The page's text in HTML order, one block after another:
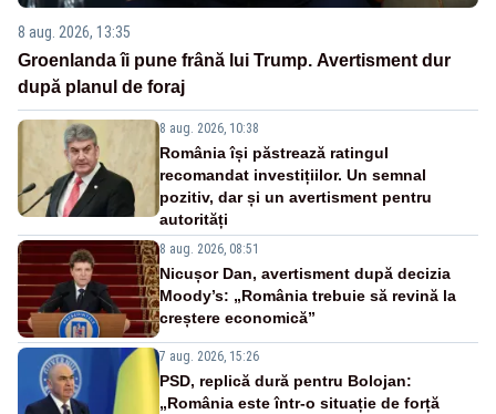
8 aug. 2026, 13:35
Groenlanda îi pune frână lui Trump. Avertisment dur
după planul de foraj
8 aug. 2026, 10:38
România își păstrează ratingul
recomandat investițiilor. Un semnal
pozitiv, dar și un avertisment pentru
autorități
8 aug. 2026, 08:51
Nicușor Dan, avertisment după decizia
Moody’s: „România trebuie să revină la
creștere economică”
7 aug. 2026, 15:26
PSD, replică dură pentru Bolojan:
„România este într-o situație de forță